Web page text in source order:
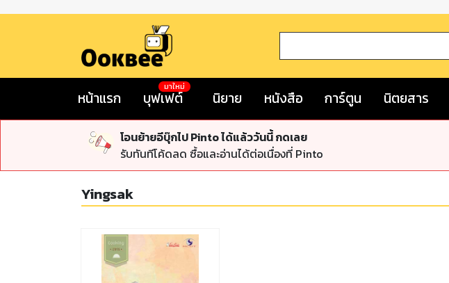
หน้าแรก บุฟเฟต์
มาใหม่
นิยาย หนังสือ การ์ตูน นิตยสาร
โอนย้ายอีบุ๊กไป Pinto ได้แล้ววันนี้ กดเลย
รับทันทีโค้ดลด ซื้อและอ่านได้ต่อเนื่องที่ Pinto
Yingsak